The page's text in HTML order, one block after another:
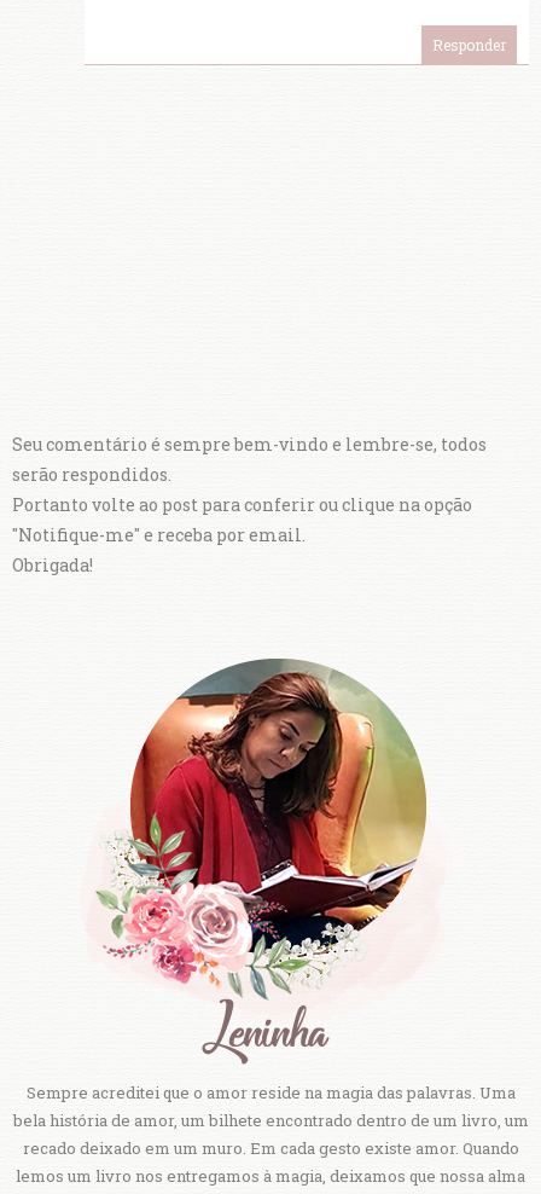
Responder
Seu comentário é sempre bem-vindo e lembre-se, todos
serão respondidos.
Portanto volte ao post para conferir ou clique na opção
"Notifique-me" e receba por email.
Obrigada!
Sempre acreditei que o amor reside na magia das palavras. Uma
bela história de amor, um bilhete encontrado dentro de um livro, um
recado deixado em um muro. Em cada gesto existe amor. Quando
lemos um livro nos entregamos à magia, deixamos que nossa alma